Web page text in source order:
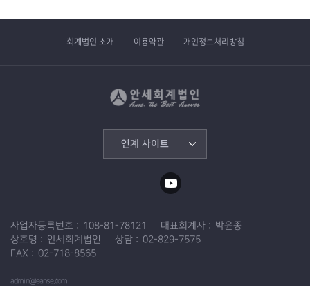
회계법인 소개 이용약관 개인정보처리방침
연계 사이트
사업자등록번호 108-81-78121 대표회계사
박윤종
상호명
안세회계법인 상담
02-829-7575
FAX
02-718-8565
admin@eanse.com